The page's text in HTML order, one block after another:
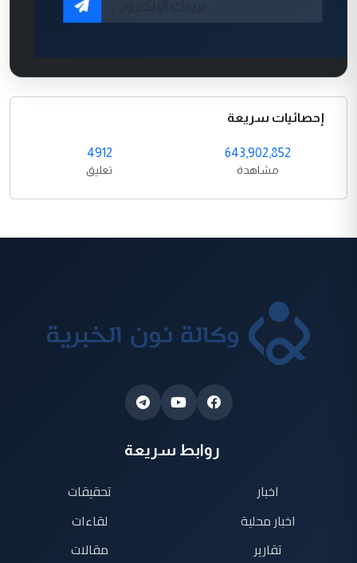
إحصائيات سريعة
643,902,852
مشاهدة
4912
تعليق
روابط سريعة
اخبار
اخبار محلية
تقارير
تحقيقات
لقاءات
مقالات